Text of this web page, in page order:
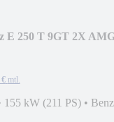
E 250 T 9GT 2X
€ mtl.
155 kW (211 PS) •